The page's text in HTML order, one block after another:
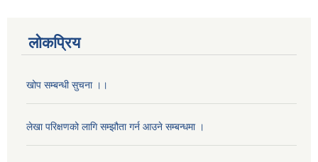
लोकप्रिय
खोप सम्बन्धी सुचना ।।
लेखा परिक्षणको लागि सम्झौता गर्न आउने सम्बन्धमा ।